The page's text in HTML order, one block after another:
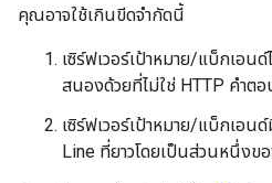
คุณอาจใช้เกินขีดจำกัดนี้
เซิร์ฟเวอร์เป้าหมาย/แบ็กเอน
สนองด้วยที่ไม่ใช่ HTTP คำตอ
เซิร์ฟเวอร์เป้าหมาย/แบ็กเอ
Line ที่ยาวโดยเป็นส่วนหนึ่งข